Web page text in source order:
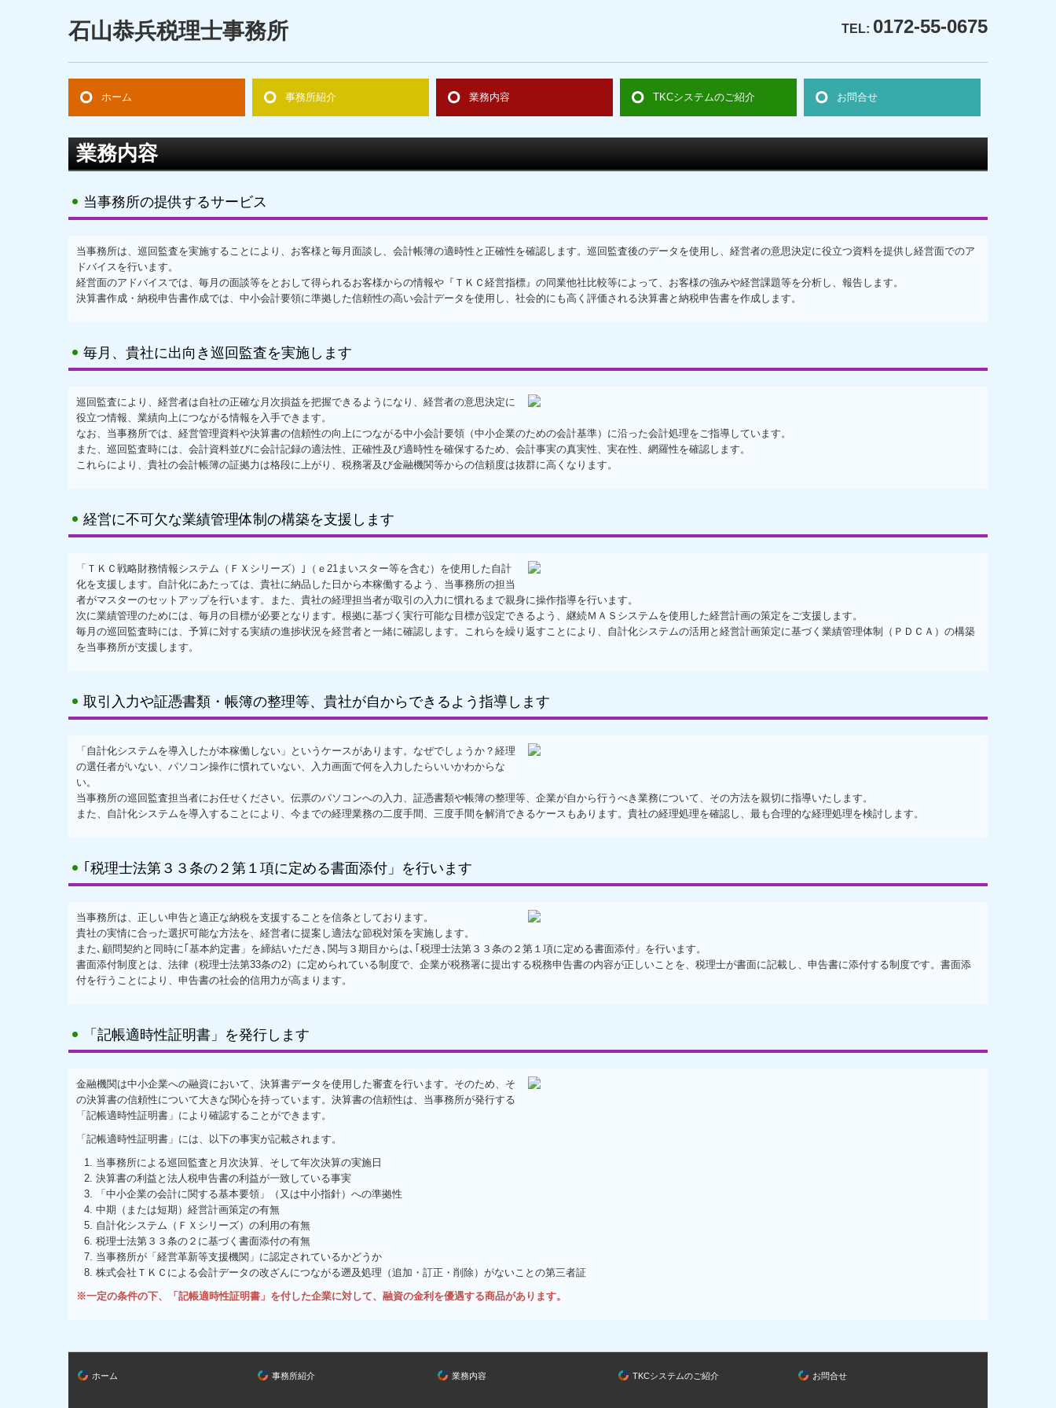
石山恭兵税理士事務所 TEL: 0172-55-0675
ホーム 事務所紹介
経営理念
業務内容 TKCシステムのご紹介
TKCモニタリング情報サービス
社会福祉法人会計DB
FX4クラウド(社福)
社会福祉法人経営指標
お問合せ
業務内容
当事務所の提供するサービス
当事務所は、巡回監査を実施することにより、お客様と毎月面談し、会計帳簿の適時性と正確性を確認します。巡回監査後のデータを使用し、経営者の意思決定に役立つ資料を提供し経営面でのア
ドバイスを行います。
経営面のアドバイスでは、毎月の面談等をとおして得られるお客様からの情報や『ＴＫＣ経営指標』の同業他社比較等によって、お客様の強みや経営課題等を分析し、報告します。
決算書作成・納税申告書作成では、中小会計要領に準拠した信頼性の高い会計データを使用し、社会的にも高く評価される決算書と納税申告書を作成します。
毎月、貴社に出向き巡回監査を実施します
巡回監査により、経営者は自社の正確な月次損益を把握できるようになり、経営者の意思決定に
役立つ情報、業績向上につながる情報を入手できます。
なお、当事務所では、経営管理資料や決算書の信頼性の向上につながる中小会計要領（中小企業のための会計基準）に沿った会計処理をご指導しています。
また、巡回監査時には、会計資料並びに会計記録の適法性、正確性及び適時性を確保するため、会計事実の真実性、実在性、網羅性を確認します。
これらにより、貴社の会計帳簿の証拠力は格段に上がり、税務署及び金融機関等からの信頼度は抜群に高くなります。
経営に不可欠な業績管理体制の構築を支援します
「ＴＫＣ戦略財務情報システム（ＦＸシリーズ）｣（ｅ21まいスター等を含む）を使用した自計
化を支援します。自計化にあたっては、貴社に納品した日から本稼働するよう、当事務所の担当
者がマスターのセットアップを行います。また、貴社の経理担当者が取引の入力に慣れるまで親身に操作指導を行います。
次に業績管理のためには、毎月の目標が必要となります。根拠に基づく実行可能な目標が設定できるよう、継続ＭＡＳシステムを使用した経営計画の策定をご支援します。
毎月の巡回監査時には、予算に対する実績の進捗状況を経営者と一緒に確認します。これらを繰り返すことにより、自計化システムの活用と経営計画策定に基づく業績管理体制（ＰＤＣＡ）の構築
を当事務所が支援します。
取引入力や証憑書類・帳簿の整理等、貴社が自からできるよう指導します
「自計化システムを導入したが本稼働しない」というケースがあります。なぜでしょうか？経理
の選任者がいない、パソコン操作に慣れていない、入力画面で何を入力したらいいかわからな
い。
当事務所の巡回監査担当者にお任せください。伝票のパソコンへの入力、証憑書類や帳簿の整理等、企業が自から行うべき業務について、その方法を親切に指導いたします。
また、自計化システムを導入することにより、今までの経理業務の二度手間、三度手間を解消できるケースもあります。貴社の経理処理を確認し、最も合理的な経理処理を検討します。
｢税理士法第３３条の２第１項に定める書面添付」を行います
当事務所は、正しい申告と適正な納税を支援することを信条としております。
貴社の実情に合った選択可能な方法を、経営者に提案し適法な節税対策を実施します。
また､顧問契約と同時に｢基本約定書」を締結いただき､関与３期目からは､｢税理士法第３３条の２第１項に定める書面添付」を行います。
書面添付制度とは、法律（税理士法第33条の2）に定められている制度で、企業が税務署に提出する税務申告書の内容が正しいことを、税理士が書面に記載し、申告書に添付する制度です。書面添
付を行うことにより、申告書の社会的信用力が高まります。
「記帳適時性証明書」を発行します
金融機関は中小企業への融資において、決算書データを使用した審査を行います。そのため、そ
の決算書の信頼性について大きな関心を持っています。決算書の信頼性は、当事務所が発行する
「記帳適時性証明書」により確認することができます。
「記帳適時性証明書」には、以下の事実が記載されます。
当事務所による巡回監査と月次決算、そして年次決算の実施日
決算書の利益と法人税申告書の利益が一致している事実
「中小企業の会計に関する基本要領」（又は中小指針）への準拠性
中期（または短期）経営計画策定の有無
自計化システム（ＦＸシリーズ）の利用の有無
税理士法第３３条の２に基づく書面添付の有無
当事務所が「経営革新等支援機関」に認定されているかどうか
株式会社ＴＫＣによる会計データの改ざんにつながる遡及処理（追加・訂正・削除）がないことの第三者証
※一定の条件の下、「記帳適時性証明書」を付した企業に対して、融資の金利を優遇する商品があります。
ホーム 事務所紹介 業務内容 TKCシステムのご紹介 お問合せ